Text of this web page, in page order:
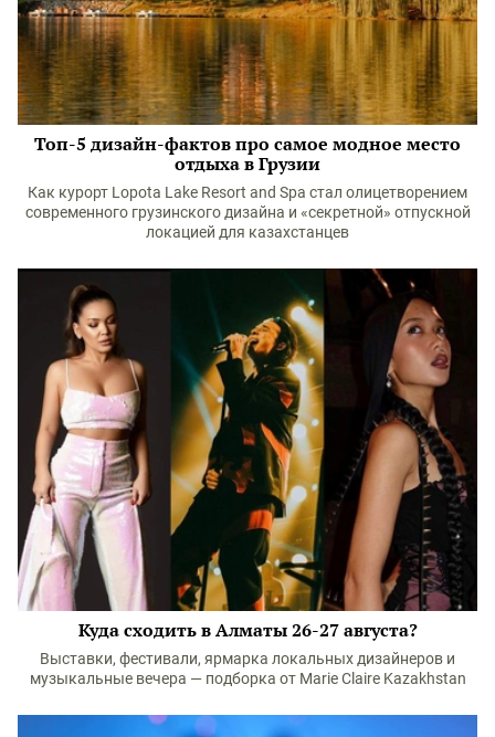
Топ-5 дизайн-фактов про самое модное место
отдыха в Грузии
Как курорт Lopota Lake Resort and Spa стал олицетворением
современного грузинского дизайна и «секретной» отпускной
локацией для казахстанцев
Куда сходить в Алматы 26-27 августа?
Выставки, фестивали, ярмарка локальных дизайнеров и
музыкальные вечера — подборка от Marie Claire Kazakhstan